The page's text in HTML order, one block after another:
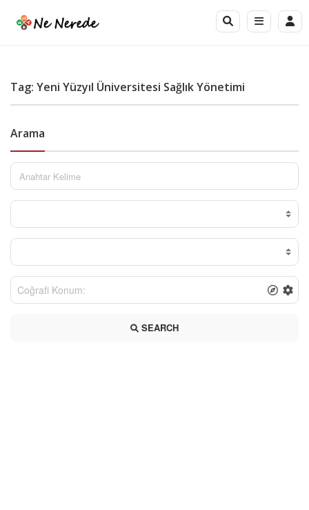
Tag: Yeni Yüzyıl Üniversitesi Sağlık Yönetimi
Arama
SEARCH